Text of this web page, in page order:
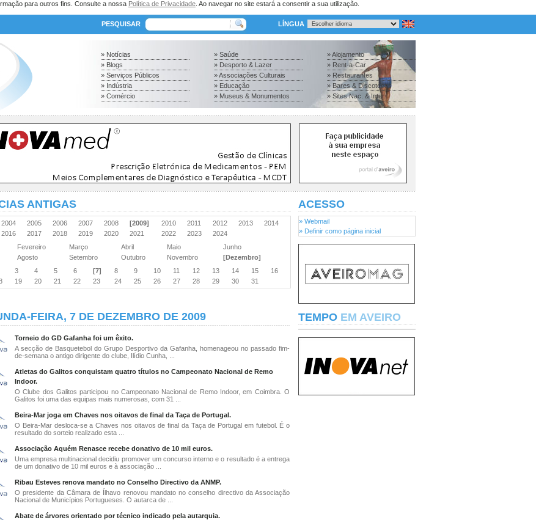
para outros fins. Consulte a nossa Política de Privacidade . Ao navegar no site estará a consentir a sua utilização.
PESQUISAR LÍNGUA
» Notícias
» Blogs
» Serviços Públicos
» Indústria
» Comércio
» Saúde
» Desporto & Lazer
» Associações Culturais
» Educação
» Museus & Monumentos
» Alojamento
» Rent-a-Car
» Restaurantes
» Bares & Discotecas
» Sites Nac. & Inter.
ANTIGAS
2004 2005 2006 2007 2008 [2009] 2010 2011 2012 2013
2014
2016 2017 2018 2019 2020 2021 2022 2023
2024
Fevereiro Março Abril Maio
Junho
Agosto Setembro Outubro Novembro
[Dezembro]
3 4 5 6 [7] 8 9 10 11 12 13 14 15
16
19 20 21 22 23 24 25 26 27 28 29 30 31
FEIRA, 7 DE DEZEMBRO DE 2009
Torneio do GD Gafanha foi um êxito.
A secção de Basquetebol do Grupo Desportivo da Gafanha, homenageou no passado fim-
de-semana o antigo dirigente do clube, Ilídio Cunha, ...
Atletas do Galitos conquistam quatro títulos no Campeonato Nacional de Remo
Indoor.
O Clube dos Galitos participou no Campeonato Nacional de Remo Indoor, em Coimbra. O
Galitos foi uma das equipas mais numerosas, com 31 ...
Beira-Mar joga em Chaves nos oitavos de final da Taça de Portugal.
O Beira-Mar desloca-se a Chaves nos oitavos de final da Taça de Portugal em futebol. É o
resultado do sorteio realizado esta ...
Associação Aquém Renasce recebe donativo de 10 mil euros.
Uma empresa multinacional decidiu promover um concurso interno e o resultado é a entrega
de um donativo de 10 mil euros e à associação ...
Ribau Esteves renova mandato no Conselho Directivo da ANMP.
O presidente da Câmara de Ílhavo renovou mandato no conselho directivo da Associação
Nacional de Municípios Portugueses. O autarca de ...
Abate de árvores orientado por técnico indicado pela autarquia.
ACESSO
» Webmail
» Definir como página inicial
TEMPO EM AVEIRO